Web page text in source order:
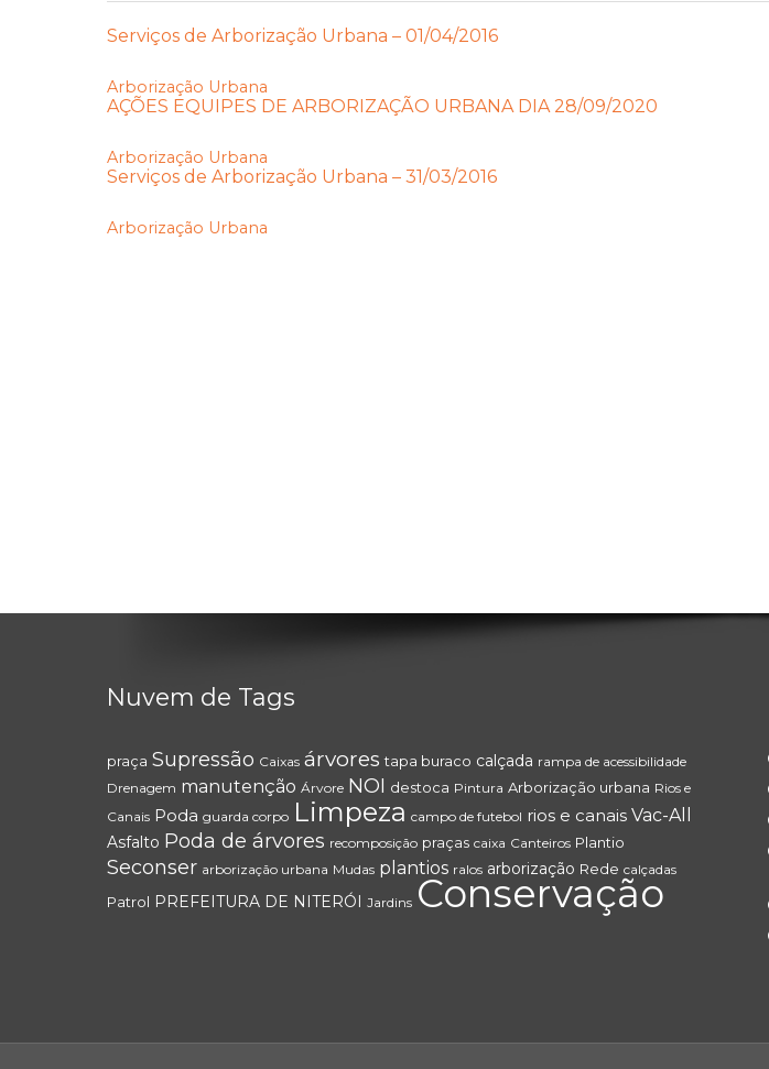
Serviços de Arborização Urbana – 01/04/2016
Arborização Urbana
AÇÕES EQUIPES DE ARBORIZAÇÃO URBANA DIA 28/09/2020
Arborização Urbana
Serviços de Arborização Urbana – 31/03/2016
Arborização Urbana
Nuvem de Tags
praça Supressão Caixas árvores tapa buraco calçada rampa de acessibilidade
Drenagem manutenção Árvore NOI destoca Pintura Arborização urbana Rios e
Canais Poda guarda corpo Limpeza campo de futebol rios e canais Vac-All
Asfalto Poda de árvores recomposição praças caixa Canteiros Plantio
Seconser arborização urbana Mudas plantios ralos arborização Rede calçadas
Patrol PREFEITURA DE NITERÓI Jardins Conservação